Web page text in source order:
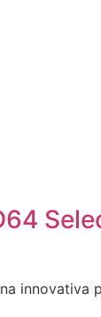
innovativa